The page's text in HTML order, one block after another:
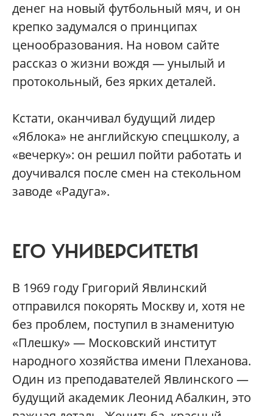
денег на новый футбольный мяч, и он
крепко задумался о принципах
ценообразования. На новом сайте
рассказ о жизни вождя — унылый и
протокольный, без ярких деталей.
Кстати, оканчивал будущий лидер
«Яблока» не английскую спецшколу, а
«вечерку»: он решил пойти работать и
доучивался после смен на стекольном
заводе «Радуга».
ЕГО УНИВЕРСИТЕТЫ
В 1969 году Григорий Явлинский
отправился покорять Москву и, хотя не
без проблем, поступил в знаменитую
«Плешку» — Московский институт
народного хозяйства имени Плеханова.
Один из преподавателей Явлинского —
будущий академик Леонид Абалкин, это